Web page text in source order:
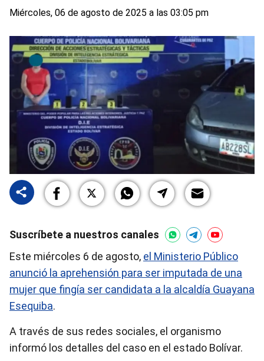
Miércoles, 06 de agosto de 2025 a las 03:05 pm
Suscríbete a nuestros canales
Este miércoles 6 de agosto, el Ministerio Público
anunció la aprehensión para ser imputada de una
mujer que fingía ser candidata a la alcaldía Guayana
Esequiba.
A través de sus redes sociales, el organismo
informó los detalles del caso en el estado Bolívar.